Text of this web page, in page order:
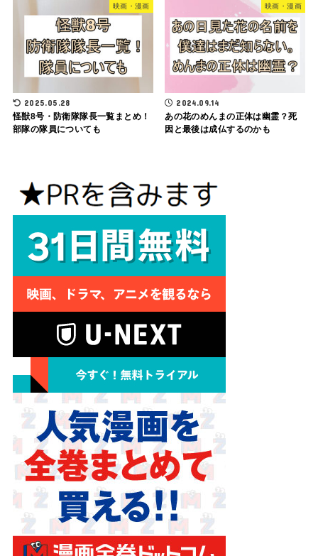
映画・漫画
2025.05.28
怪獣8号・防衛隊隊長一覧まとめ！
部隊の隊員についても
映画・漫画
2024.09.14
あの花のめんまの正体は幽霊？死
因と最後は成仏するのかも